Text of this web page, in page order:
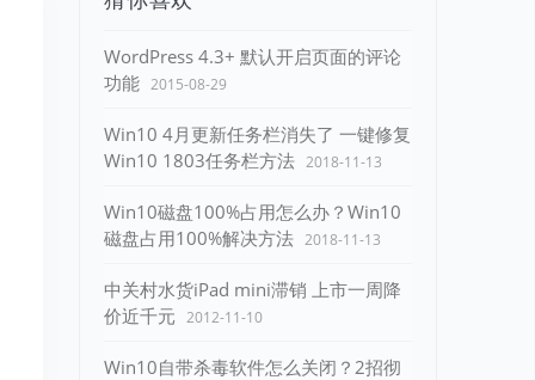
WordPress 4.3+ 默认开启页面的评论
功能 2015-08-29
Win10 4月更新任务栏消失了 一键修复
Win10 1803任务栏方法 2018-11-13
Win10磁盘100%占用怎么办？Win10
磁盘占用100%解决方法 2018-11-13
中关村水货iPad mini滞销 上市一周降
价近千元 2012-11-10
Win10自带杀毒软件怎么关闭？2招彻